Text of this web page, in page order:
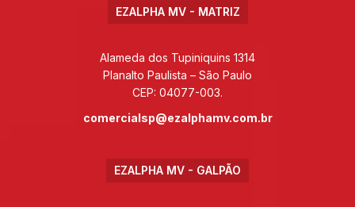
EZALPHA MV - MATRIZ
Alameda dos Tupiniquins 1314
Planalto Paulista – São Paulo
CEP: 04077-003.
comercialsp@ezalphamv.com.br
EZALPHA MV - GALPÃO